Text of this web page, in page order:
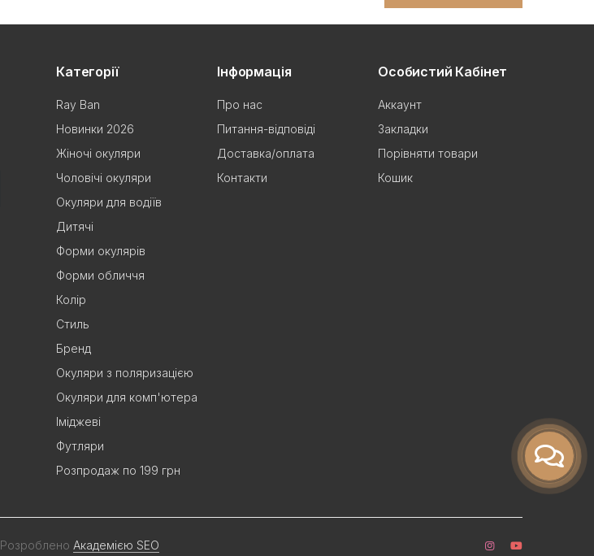
Категорії
Ray Ban
Новинки 2026
Жіночі окуляри
Чоловічі окуляри
Окуляри для водіїв
Дитячі
Форми окулярів
Форми обличчя
Колір
Стиль
Бренд
Окуляри з поляризацією
Окуляри для комп'ютера
Іміджеві
Футляри
Розпродаж по 199 грн
Інформація
Про нас
Питання-відповіді
Доставка/оплата
Контакти
Особистий Кабінет
Аккаунт
Закладки
Порівняти товари
Кошик
Розроблено Академією SEO